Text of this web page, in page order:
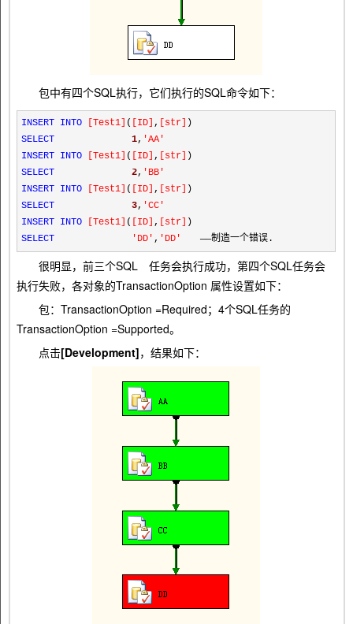
包中有四个SQL执行，它们执行的SQL命令如下：
INSERT INTO [Test1] ( [ID] , [str] )
SELECT
1, 'AA '
INSERT INTO [Test1] ( [ID] , [str] )
SELECT
2, ' BB '
INSERT INTO [Test1] ( [ID] , [str] )
SELECT
3, 'CC '
INSERT INTO [Test1] ( [ID] , [str] )
SELECT
' DD ' , ' DD ' ――制造一个错误.
很明显，前三个SQL 任务会执行成功，第四个SQL任务会
执行失败，各对象的TransactionOption 属性设置如下：
包：TransactionOption =Required；4个SQL任务的
TransactionOption =Supported。
点击[Development]，结果如下：